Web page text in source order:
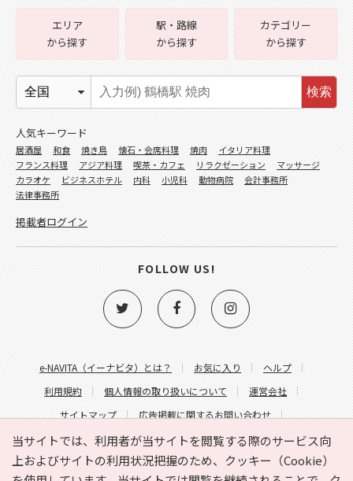
当サイトでは、利用者が当サイトを閲覧する際のサービス向
上およびサイトの利用状況把握のため、クッキー（Cookie）
e-NAVITA（イーナビタ）とは？ お気に入り
ヘルプ
利用規約
個人情報の取り扱いについて
運営会社
サイトマップ
広告掲載に関するお問い合わせ
サイトの内容に関するお問い合わせ
エリア
から探す
駅・路線
から探す
カテゴリー
から探す
検索
人気キーワード
居酒屋 和食 焼き鳥 懐石・会席料理 焼肉
イタリア料理
フランス料理
アジア料理 喫茶・カフェ リラクゼーション
マッサージ
カラオケ
ビジネスホテル 内科 小児科 動物病院
会計事務所
法律事務所
掲載者ログイン
FOLLOW US!